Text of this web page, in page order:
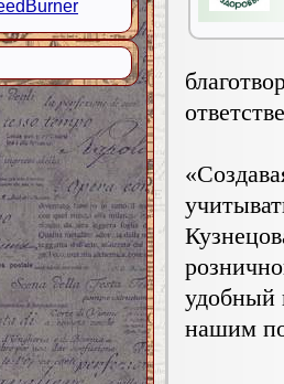
удобный
нашим